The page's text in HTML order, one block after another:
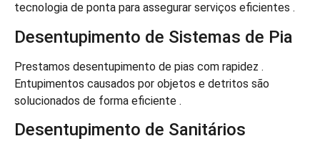
tecnologia de ponta para assegurar serviços eficientes .
Desentupimento de Sistemas de Pia
Prestamos desentupimento de pias com rapidez .
Entupimentos causados por objetos e detritos são
solucionados de forma eficiente .
Desentupimento de Sanitários